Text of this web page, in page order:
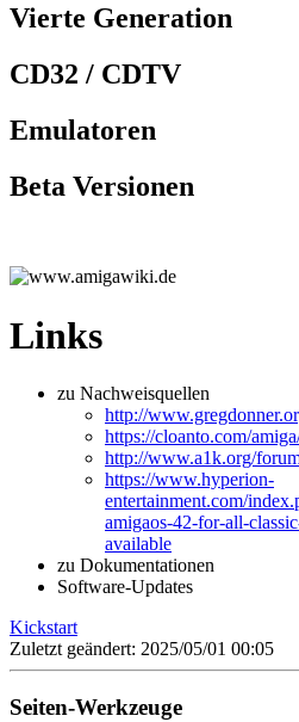
Vierte Generation
CD32 / CDTV
Emulatoren
Beta Versionen
Links
zu Nachweisquellen
http://
https://cloanto.com/
http://www.a1k.org/
https://www.hyperion-
entertainment.com/
amigaos-42-for-all-
available
zu Dokumentationen
Software-Updates
Kickstart
Zuletzt geändert: 2025/05/01 00:05
Seiten-Werkzeuge